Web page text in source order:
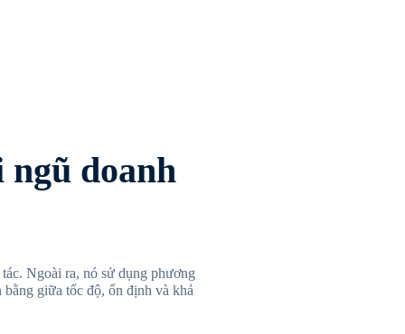
ngũ doanh
Ngoài ra, nó sử dụng phương
giữa tốc độ, ổn định và khả